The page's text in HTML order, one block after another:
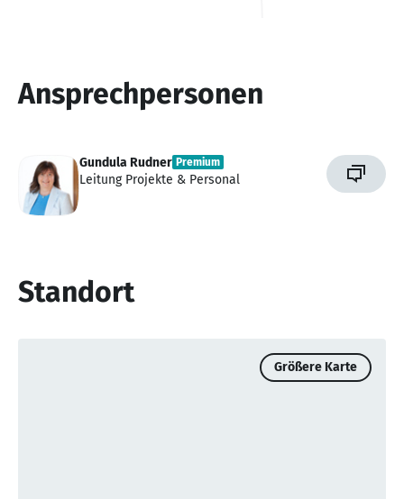
Ansprechpersonen
Gundula Rudner Premium
Leitung Projekte & Personal
Standort
Größere Karte